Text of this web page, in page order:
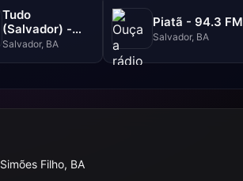
Tudo
(Salvador) -
102.5 FM
Salvador, BA
Piatã - 94.3 FM
Salvador, BA
Simões Filho, BA